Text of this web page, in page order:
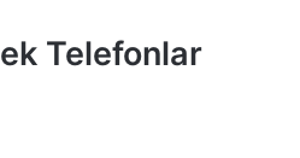
Telefonlar